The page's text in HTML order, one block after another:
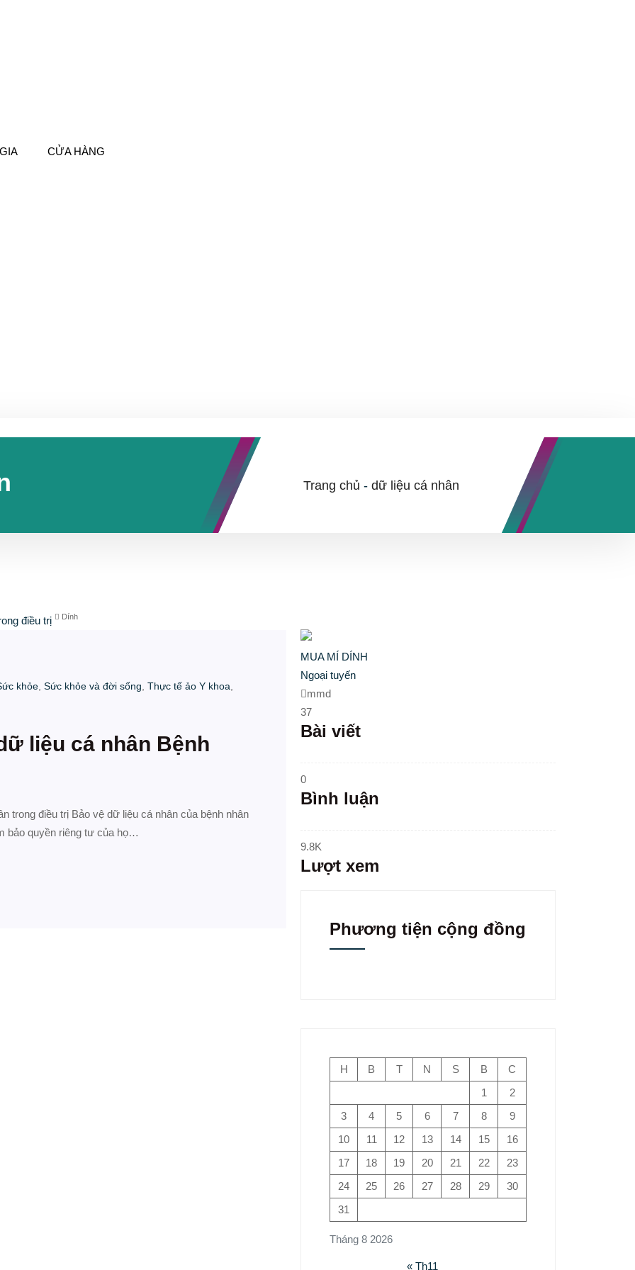
CỬA HÀNG
Trang chủ - dữ liệu cá nhân
Dính
khỏe Sức khỏe và đời sống Thực tế ảo Y khoa
liệu cá nhân Bệnh
trong điều trị Bảo vệ dữ liệu cá nhân của bệnh nhân
bảo quyền riêng tư của họ…
MUA MÍ DÍNH
Ngoại tuyến
mmd
37
Bài viết
0
Bình luận
9.8K
Lượt xem
Phương tiện cộng đồng
Tháng 8 2026
H B T N S B
C
1
2
3
4 5 6 7 8
9
10
11 12 13 14 15
16
17
18 19 20 21 22
23
24
25 26 27 28 29
30
31
« Th11